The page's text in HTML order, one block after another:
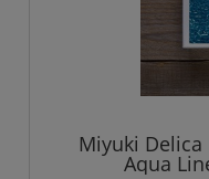
Miyuki Delica
Aqua